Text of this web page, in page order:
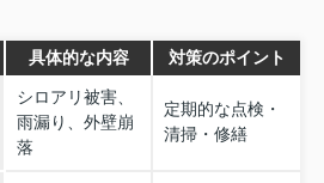
具体的な内容 対策のポイント
シロアリ被害、
雨漏り、外壁崩
落
定期的な点検・
清掃・修繕